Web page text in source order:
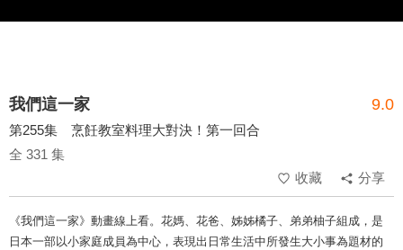
我們這一家 9.0
第255集 烹飪教室料理大對決！第一回合
全 331 集
收藏
分享
《我們這一家》動畫線上看。花媽、花爸、姊姊橘子、弟弟柚子組成，是
日本一部以小家庭成員為中心，表現出日常生活中所發生大小事為題材的